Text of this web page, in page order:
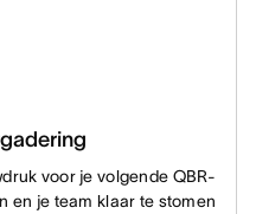
voor je volgende QBR-
en je team klaar te stomen